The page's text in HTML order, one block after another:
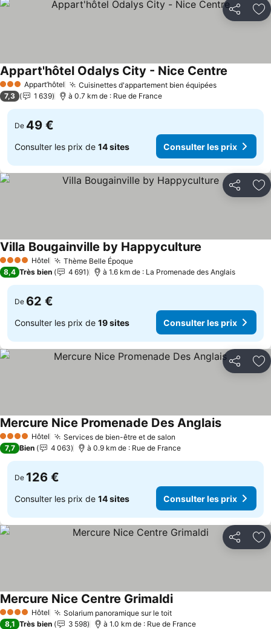
Partager
3 ÉtoilesAppart’hôtel Cuisinettes d'appartement bien équipées
Appart'hôtel Odalys City - Nice Centre
7,3 1 639 à 0.7 km de : Rue de France
De 49 €
Consulter les prix de 14 sites Consulter les prix
Partager
4 Étoiles Hôtel Thème Belle Époque
Villa Bougainville by Happyculture
8,4 Très bien 4 691 à 1.6 km de : La Promenade des Anglais
De 62 €
Consulter les prix de 19 sites Consulter les prix
Partager
4 Étoiles Hôtel Services de bien-être et de salon
Mercure Nice Promenade Des Anglais
7,7 Bien 4 063 à 0.9 km de : Rue de France
De 126 €
Consulter les prix de 14 sites Consulter les prix
Partager
4 Étoiles Hôtel Solarium panoramique sur le toit
Mercure Nice Centre Grimaldi
8,1 Très bien 3 598 à 1.0 km de : Rue de France